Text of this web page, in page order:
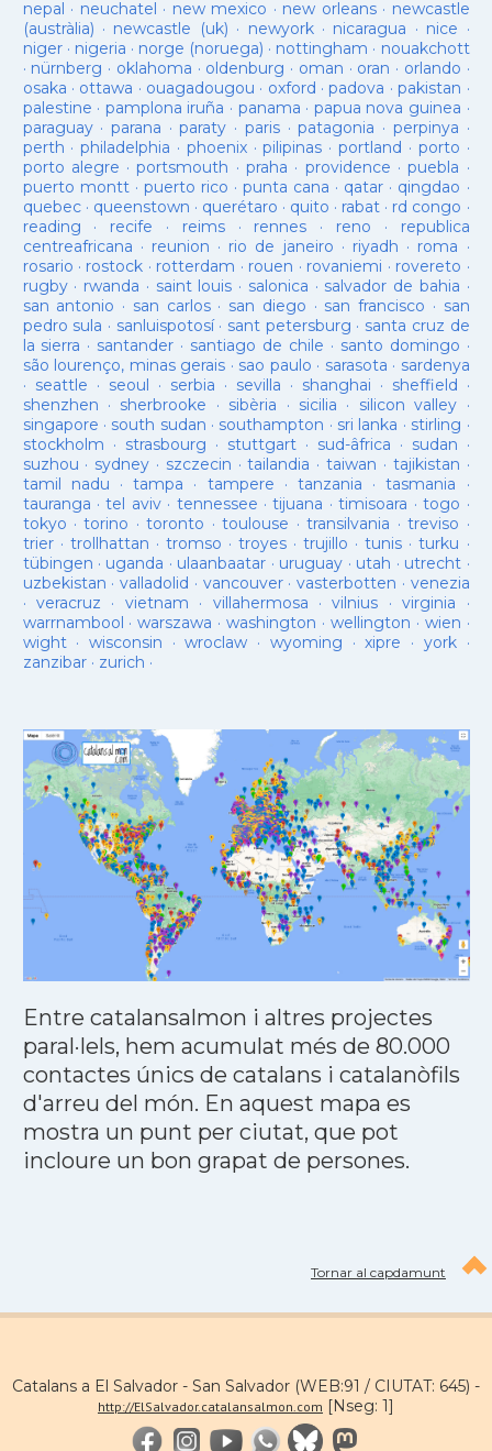
nepal · neuchatel · new mexico · new orleans· newcastle
(austràlia) · newcastle (uk) · newyork· nicaragua · nice ·
niger· nigeria · norge (noruega) · nottingham · nouakchott
· nürnberg · oklahoma · oldenburg · oman · oran · orlando ·
osaka · ottawa · ouagadougou · oxford ·padova ·pakistan ·
palestine · pamplona iruña · panama · papua nova guinea ·
paraguay· parana ·paraty · paris·patagonia · perpinya ·
perth ·philadelphia · phoenix·pilipinas ·portland · porto ·
porto alegre ·portsmouth ·praha · providence ·puebla ·
puerto montt· puerto rico ·punta cana · qatar · qingdao ·
quebec· queenstown · querétaro · quito · rabat · rd congo ·
reading · recife · reims· rennes · reno · republica
centreafricana · reunion · rio de janeiro · riyadh · roma ·
rosario · rostock · rotterdam · rouen · rovaniemi · rovereto ·
rugby· rwanda · saint louis · salonica · salvador de bahia ·
san antonio · san carlos· san diego · san francisco · san
pedro sula · sanluispotosí· sant petersburg · santa cruz de
la sierra · santander · santiago de chile · santo domingo ·
são lourenço, minas gerais · sao paulo · sarasota · sardenya
· seattle · seoul · serbia · sevilla · shanghai · sheffield ·
shenzhen · sherbrooke · sibèria · sicilia · silicon valley ·
singapore · south sudan · southampton · sri lanka · stirling ·
stockholm · strasbourg · stuttgart· sud-âfrica · sudan ·
suzhou · sydney · szczecin ·tailandia ·taiwan · tajikistan ·
tamil nadu ·tampa · tampere · tanzania ·tasmania ·
tauranga ·tel aviv· tennessee ·tijuana ·timisoara ·togo ·
tokyo ·torino ·toronto ·toulouse ·transilvania ·treviso ·
trier· trollhattan · tromso · troyes·trujillo ·tunis ·turku ·
tübingen · uganda · ulaanbaatar · uruguay · utah · utrecht ·
uzbekistan · valladolid · vancouver· vasterbotten · venezia
· veracruz · vietnam · villahermosa ·vilnius ·virginia ·
warrnambool ·warszawa ·washington · wellington · wien ·
wight· wisconsin ·wroclaw · wyoming ·xipre · york·
zanzibar· zurich ·
Entre catalansalmon i altres projectes
paral·lels, hem acumulat més de 80.000
contactes únics de catalans i catalanòfils
d'arreu del món. En aquest mapa es
mostra un punt per ciutat, que pot
incloure un bon grapat de persones.
Tornar al capdamunt
Catalans a El Salvador - San Salvador (WEB:91 / CIUTAT: 645) -
http://ElSalvador.catalansalmon.com [Nseg: 1]